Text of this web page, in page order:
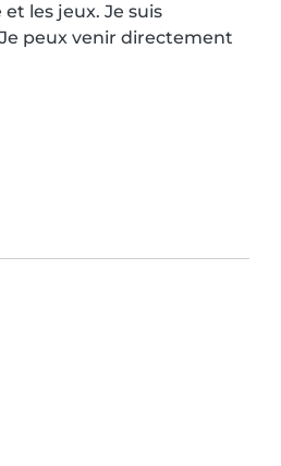
les jeux. Je suis
peux venir directement